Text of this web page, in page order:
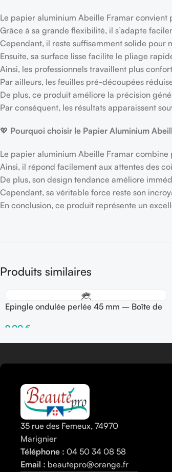
Le papier aluminium Abeille Framar convient
Grâce à sa grande flexibilité, il s’adapte
Cependant, il reste suffisamment solide
Ensuite, sa surface lisse facilite le pliage
Ainsi, les professionnels travaillent plus
Par ailleurs, les feuilles pré-découpées
De plus, ce produit améliore la précision
Par conséquent, les résultats apparaissent
💖 Pourquoi choisir le Papier Aluminium
Le papier aluminium Abeille Framar
Ainsi, il répond facilement aux attentes des
De plus, son design tendance améliore
Cependant, sa véritable force reste son
En conclusion, ce produit représente un
Produits similaires
Epingle ondulée perlée 45 mm – Boîte de
9,00 €
Choix Des Options
35 rue des Femeux, 74970
Marignier
Téléphone : 04 50 34 08 58
Email : beautepro@orange.fr